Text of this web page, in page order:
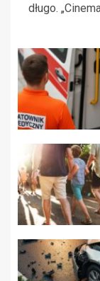
długo.